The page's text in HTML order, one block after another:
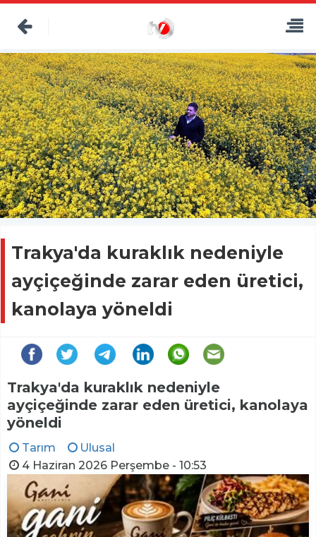
Trakya'da kuraklık nedeniyle
ayçiçeğinde zarar eden üretici,
kanolaya yöneldi
Trakya'da kuraklık nedeniyle
ayçiçeğinde zarar eden üretici, kanolaya
yöneldi
Tarım
Ulusal
4 Haziran 2026 Perşembe - 10:53